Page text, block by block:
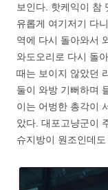
보인다. 핫케익이 참
유롭게 여기저기 다
역에 다시 돌아와서
와도오리로 다시 돌
때는 보이지 않았던
둘이 와방 기뻐하며
이는 어벙한 총각이
았다. 대포고냥군이
슈지방이 원조인데